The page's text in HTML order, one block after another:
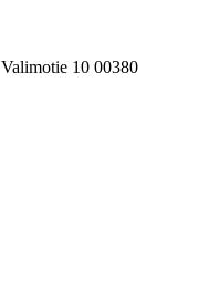
Valimotie 10 00380